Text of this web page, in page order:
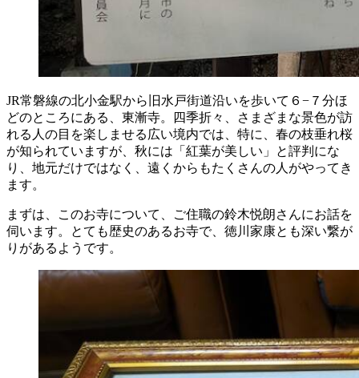
JR常磐線の北小金駅から旧水戸街道沿いを歩いて６−７分ほ
どのところにある、東漸寺。四季折々、さまざまな景色が訪
れる人の目を楽しませる広い境内では、特に、春の枝垂れ桜
が知られていますが、秋には「紅葉が美しい」と評判にな
り、地元だけではなく、遠くからもたくさんの人がやってき
ます。
まずは、このお寺について、ご住職の鈴木悦朗さんにお話を
伺います。とても歴史のあるお寺で、徳川家康とも深い繋が
りがあるようです。